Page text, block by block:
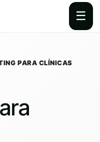
☰
PARA CLÍNICAS